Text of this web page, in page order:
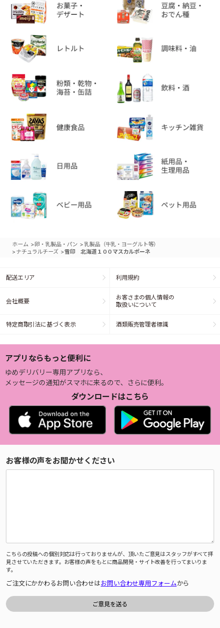
ホーム >卵・乳製品・パン >乳製品（牛乳・ヨーグルト等）
>ナチュラルチーズ >雪印 北海道１００マスカルポーネ
配送エリア 利用規約
会社概要
お客さまの個人情報の
取扱いについて
特定商取引法に基づく表示 酒類販売管理者標識
アプリならもっと便利に
ゆめデリバリー専用アプリなら、
メッセージの通知がスマホに来るので、さらに便利。
ダウンロードはこちら
お客様の声をお聞かせください
こちらの投稿への個別対応は行っておりませんが、頂いたご意見はスタッフがすべて拝
見させていただきます。お客様の声をもとに商品開発・サイト改善を行ってまいりま
す。
ご注文にかかわるお問い合わせはお問い合わせ専用フォームから